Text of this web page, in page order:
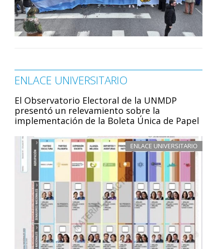
ENLACE UNIVERSITARIO
El Observatorio Electoral de la UNMDP
presentó un relevamiento sobre la
implementación de la Boleta Única de Papel
ENLACE UNIVERSITARIO